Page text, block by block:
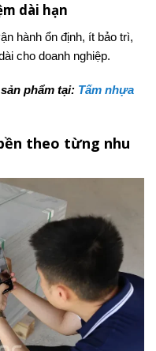
dài hạn
hành ổn định, ít bảo trì,
cho doanh nghiệp.
phẩm tại: Tấm nhựa
theo từng nhu